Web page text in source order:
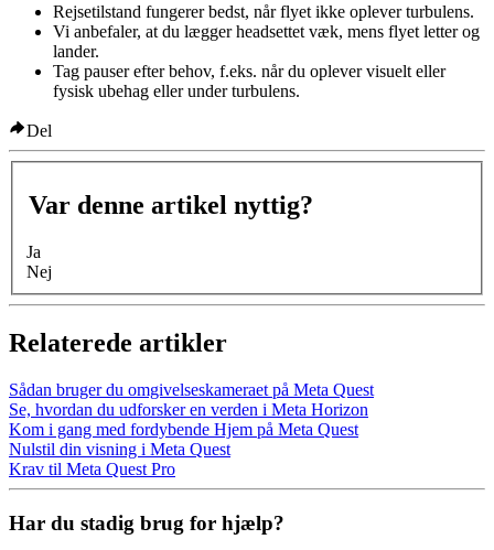
Rejsetilstand fungerer bedst, når flyet ikke oplever turbulens.
Vi anbefaler, at du lægger headsettet væk, mens flyet letter og
lander.
Tag pauser efter behov, f.eks. når du oplever visuelt eller
fysisk ubehag eller under turbulens.
Del
Var denne artikel nyttig?
Ja
Nej
Relaterede artikler
Sådan bruger du omgivelseskameraet på Meta Quest
Se, hvordan du udforsker en verden i Meta Horizon
Kom i gang med fordybende Hjem på Meta Quest
Nulstil din visning i Meta Quest
Krav til Meta Quest Pro
Har du stadig brug for hjælp?